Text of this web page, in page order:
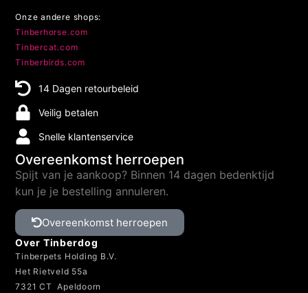
Onze andere shops:
Tinberhorse.com
Tinbercat.com
Tinberbirds.com
14 Dagen retourbeleid
Veilig betalen
Snelle klantenservice
Overeenkomst herroepen
Spijt van je aankoop? Binnen 14 dagen bedenktijd
kun je je bestelling annuleren.
Overeenkomst herroepen
Over Tinberdog
Tinberpets Holding B.V.
Het Rietveld 55a
7321 CT Apeldoorn